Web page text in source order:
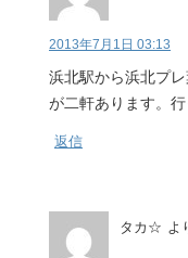
2013年7月1日 03:13
浜北駅から浜北プ
が二軒あります。
返信
タカ☆ よ